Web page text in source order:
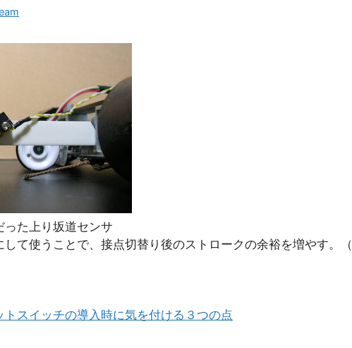
った上り坂道センサ
して使うことで、接点切替り後のストロークの余裕を増やす。（
スイッチの導入時に気を付ける３つの点